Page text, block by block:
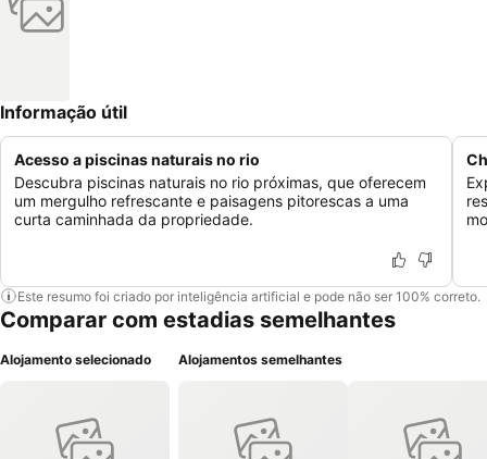
Informação útil
Acesso a piscinas naturais no rio
Descubra piscinas naturais no rio próximas, que oferecem
um mergulho refrescante e paisagens pitorescas a uma
curta caminhada da propriedade.
Este resumo foi criado por inteligência artificial e pode não ser 100% correto.
Comparar com estadias semelhantes
Alojamento selecionado Alojamentos semelhantes